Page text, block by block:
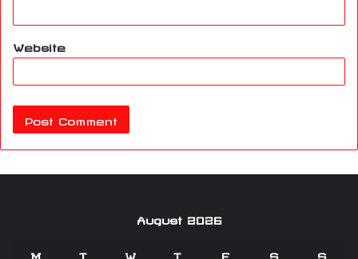
Website
August 2026
M T W T F S S